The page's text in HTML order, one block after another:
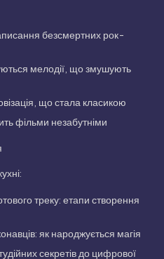
безсмертних рок-
мелодії, що змушують
що стала класикою
фільми незабутніми
треку: етапи створення
як народжується магія
секретів до цифрової